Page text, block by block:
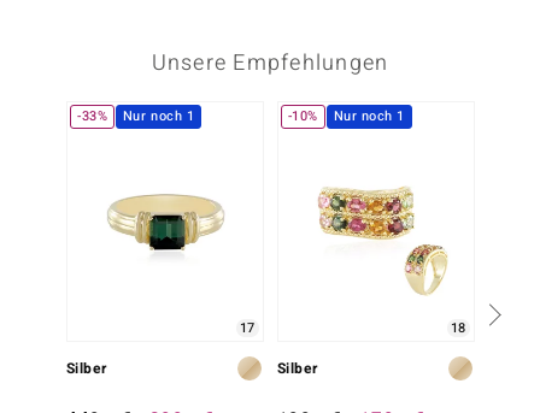
Unsere Empfehlungen
-33% Nur noch 1
17
Silber
-10% Nur noch 1
18
Silber